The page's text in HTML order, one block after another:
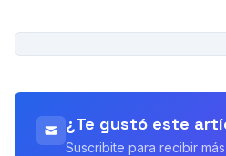
¿Te gustó este
Suscribite para recibir